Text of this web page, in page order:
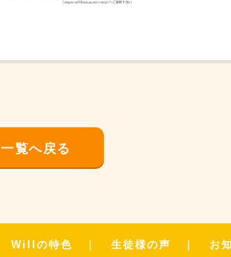
一覧へ戻る
Willの特色 生徒様の声 お